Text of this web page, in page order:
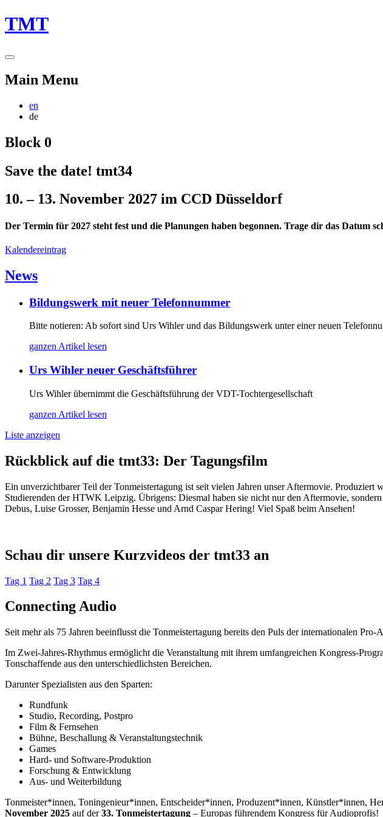
TMT
Main Menu
en
de
Block 0
Save the date! tmt34
10. – 13. November 2027 im CCD Düsseldorf
Der Termin für 2027 steht fest und die Planungen haben begonnen. Trage dir das Datum
Kalendereintrag
News
Bildungswerk mit neuer Telefonnummer
Bitte notieren: Ab sofort sind Urs Wihler und das Bildungswerk unter einer neuen
ganzen Artikel lesen
Urs Wihler neuer Geschäftsführer
Urs Wihler übernimmt die Geschäftsführung der VDT-Tochtergesellschaft
ganzen Artikel lesen
Liste anzeigen
Rückblick auf die tmt33: Der Tagungsfilm
Ein unverzichtbarer Teil der Tonmeistertagung ist seit vielen Jahren unser Aftermovie.
Studierenden der HTWK Leipzig. Übrigens: Diesmal haben sie nicht nur den Aftermovie,
Debus, Luise Grosser, Benjamin Hesse und Arnd Caspar Hering! Viel Spaß beim Ansehen!
Schau dir unsere Kurzvideos der tmt33 an
Tag 1 Tag 2 Tag 3 Tag 4
Connecting Audio
Seit mehr als 75 Jahren beeinflusst die Tonmeistertagung bereits den Puls der internationalen Pro-
Im Zwei-Jahres-Rhythmus ermöglicht die Veranstaltung mit ihrem umfangreichen Kongress-
Tonschaffende aus den unterschiedlichsten Bereichen.
Darunter Spezialisten aus den Sparten:
Rundfunk
Studio, Recording, Postpro
Film & Fernsehen
Bühne, Beschallung & Veranstaltungstechnik
Games
Hard- und Software-Produktion
Forschung & Entwicklung
Aus- und Weiterbildung
Tonmeister*innen, Toningenieur*innen, Entscheider*innen, Produzent*innen, Künstler*innen,
November 2025 auf der33. Tonmeistertagung – Europas führendem Kongress für Audioprofis!